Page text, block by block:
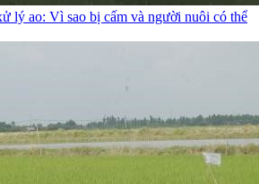
lý ao: Vì sao bị cấm và người nuôi có thể